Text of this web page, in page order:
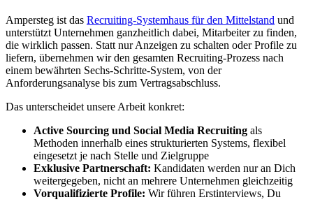
Ampersteg ist das Recruiting-Systemhaus für den Mittelstand und
unterstützt Unternehmen ganzheitlich dabei, Mitarbeiter zu finden,
die wirklich passen. Statt nur Anzeigen zu schalten oder Profile zu
liefern, übernehmen wir den gesamten Recruiting-Prozess nach
einem bewährten Sechs-Schritte-System, von der
Anforderungsanalyse bis zum Vertragsabschluss.
Das unterscheidet unsere Arbeit konkret:
Active Sourcing und Social Media Recruiting als
Methoden innerhalb eines strukturierten Systems, flexibel
eingesetzt je nach Stelle und Zielgruppe
Exklusive Partnerschaft: Kandidaten werden nur an Dich
weitergegeben, nicht an mehrere Unternehmen gleichzeitig
Vorqualifizierte Profile: Wir führen Erstinterviews, Du